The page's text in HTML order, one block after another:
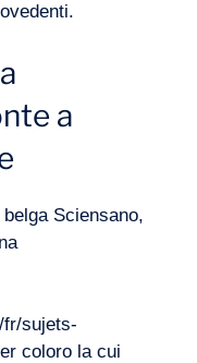
a
Sciensano,
fr/sujets-
coloro la cui